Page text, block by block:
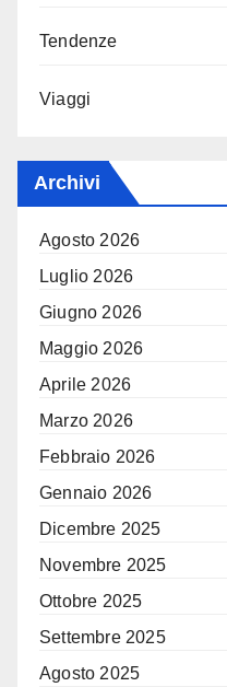
Tendenze
Viaggi
Archivi
Agosto 2026
Luglio 2026
Giugno 2026
Maggio 2026
Aprile 2026
Marzo 2026
Febbraio 2026
Gennaio 2026
Dicembre 2025
Novembre 2025
Ottobre 2025
Settembre 2025
Agosto 2025